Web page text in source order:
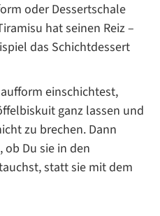
oder Dessertschale
hat seinen Reiz –
das Schichtdessert
einschichtest,
ganz lassen und
zu brechen. Dann
Du sie in den
statt sie mit dem